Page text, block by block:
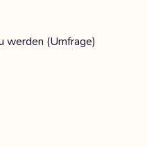
werden (Umfrage)